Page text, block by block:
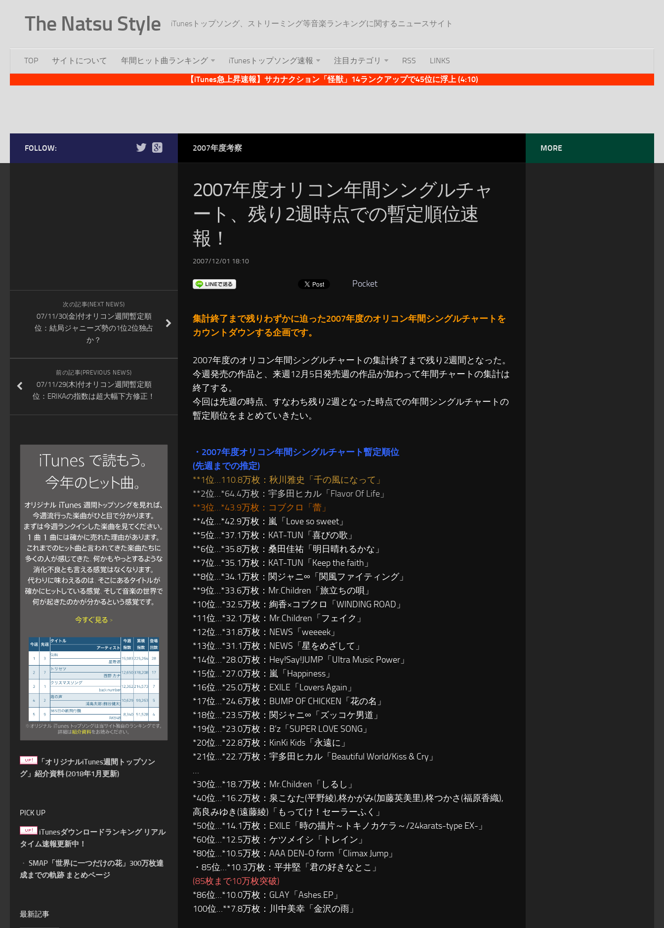
The Natsu Style iTunesトップソング、ストリーミング等音楽ランキングに関するニュースサイト
TOP サイトについて 年間ヒット曲ランキング iTunesトップソング速報 注目カテゴリ RSS
LINKS
【iTunes急上昇速報】サカナクション「怪獣」14ランクアップで45位に浮上 (4:10)
2007年度考察
2007年度オリコン年間シングルチャ
ート、残り2週時点での暫定順位速
報！
2007/12/01 18:10
Pocket
集計終了まで残りわずかに迫った2007年度のオリコン年間シングルチャートを
カウントダウンする企画です。
2007年度のオリコン年間シングルチャートの集計終了まで残り2週間となった。
今週発売の作品と、来週12月5日発売週の作品が加わって年間チャートの集計は
終了する。
今回は先週の時点、すなわち残り2週となった時点での年間シングルチャートの
暫定順位をまとめていきたい。
・2007年度オリコン年間シングルチャート暫定順位
(先週までの推定)
**1位…110.8万枚：秋川雅史「千の風になって」
**2位…*64.4万枚：宇多田ヒカル「Flavor Of Life」
**3位…*43.9万枚：コブクロ「蕾」
**4位…*42.9万枚：嵐「Love so sweet」
**5位…*37.1万枚：KAT-TUN「喜びの歌」
**6位…*35.8万枚：桑田佳祐「明日晴れるかな」
**7位…*35.1万枚：KAT-TUN「Keep the faith」
**8位…*34.1万枚：関ジャニ∞「関風ファイティング」
**9位…*33.6万枚：Mr.Children「旅立ちの唄」
*10位…*32.5万枚：絢香×コブクロ「WINDING ROAD」
*11位…*32.1万枚：Mr.Children「フェイク」
*12位…*31.8万枚：NEWS「weeeek」
*13位…*31.1万枚：NEWS「星をめざして」
*14位…*28.0万枚：Hey!Say!JUMP「Ultra Music Power」
*15位…*27.0万枚：嵐「Happiness」
*16位…*25.0万枚：EXILE「Lovers Again」
*17位…*24.6万枚：BUMP OF CHICKEN「花の名」
*18位…*23.5万枚：関ジャニ∞「ズッコケ男道」
*19位…*23.0万枚：B’z「SUPER LOVE SONG」
*20位…*22.8万枚：KinKi Kids「永遠に」
*21位…*22.7万枚：宇多田ヒカル「Beautiful World/Kiss & Cry」
…
*30位…*18.7万枚：Mr.Children「しるし」
*40位…*16.2万枚：泉こなた(平野綾),柊かがみ(加藤英美里),柊つかさ(福原香織),
高良みゆき(遠藤綾)「もってけ！セーラーふく」
*50位…*14.1万枚：EXILE「時の描片～トキノカケラ～/24karats-type EX-」
*60位…*12.5万枚：ケツメイシ「トレイン」
*80位…*10.5万枚：AAA DEN-O form「Climax Jump」
・85位…*10.3万枚：平井堅「君の好きなとこ」
(85枚まで10万枚突破)
*86位…*10.0万枚：GLAY「Ashes.EP」
100位…**7.8万枚：川中美幸「金沢の雨」
FOLLOW:
次の記事(NEXT NEWS)
07/11/30(金)付オリコン週間暫定順
位：結局ジャニーズ勢の1位2位独占
か？
前の記事(PREVIOUS NEWS)
07/11/29(木)付オリコン週間暫定順
位：ERIKAの指数は超大幅下方修正！
「オリジナルiTunes週間トップソン
グ」紹介資料 (2018年1月更新)
PICK UP
iTunesダウンロードランキング リアル
タイム速報更新中！
・ SMAP「世界に一つだけの花」300万枚達
成までの軌跡 まとめページ
最新記事
MORE